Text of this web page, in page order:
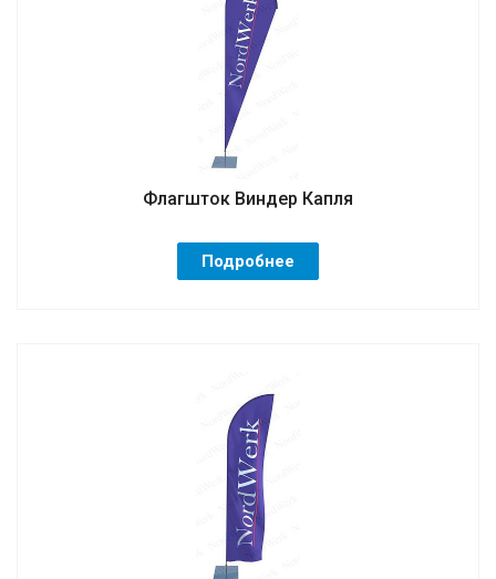
Флагшток Виндер Капля
Подробнее